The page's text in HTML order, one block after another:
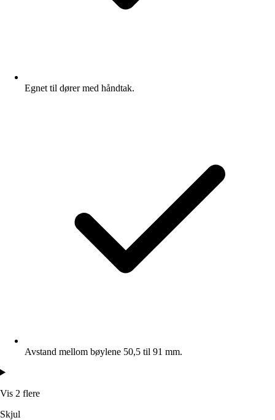
Egnet til dører med håndtak.
Avstand mellom bøylene 50,5 til 91 mm.
Vis 2 flere
Skjul